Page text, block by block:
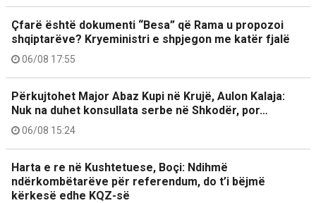
Çfarë është dokumenti “Besa” që Rama u propozoi
shqiptarëve? Kryeministri e shpjegon me katër fjalë
06/08 17:55
Përkujtohet Major Abaz Kupi në Krujë, Aulon Kalaja:
Nuk na duhet konsullata serbe në Shkodër, por…
06/08 15:24
Harta e re në Kushtetuese, Boçi: Ndihmë
ndërkombëtarëve për referendum, do t’i bëjmë
kërkesë edhe KQZ-së